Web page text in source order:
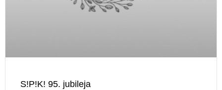
S!P!K! 95. jubileja